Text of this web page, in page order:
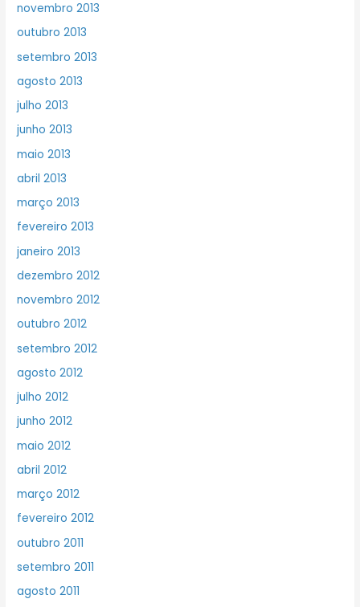
novembro 2013
outubro 2013
setembro 2013
agosto 2013
julho 2013
junho 2013
maio 2013
abril 2013
março 2013
fevereiro 2013
janeiro 2013
dezembro 2012
novembro 2012
outubro 2012
setembro 2012
agosto 2012
julho 2012
junho 2012
maio 2012
abril 2012
março 2012
fevereiro 2012
outubro 2011
setembro 2011
agosto 2011